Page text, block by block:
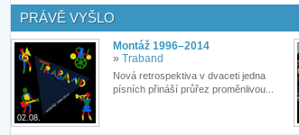
PRÁVĚ VYŠLO
02.08.
Montáž 1996–2014
» Traband
Nová retrospektiva v dvaceti jedna
písních přináší průřez proměnlivou...